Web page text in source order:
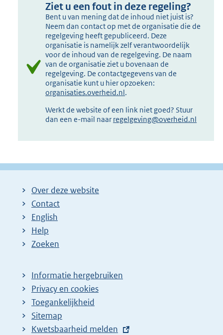
Ziet u een fout in deze regeling?
Bent u van mening dat de inhoud niet juist is?
Neem dan contact op met de organisatie die de
regelgeving heeft gepubliceerd. Deze
organisatie is namelijk zelf verantwoordelijk
voor de inhoud van de regelgeving. De naam
van de organisatie ziet u bovenaan de
regelgeving. De contactgegevens van de
organisatie kunt u hier opzoeken:
organisaties.overheid.nl.
Werkt de website of een link niet goed? Stuur
dan een e-mail naar regelgeving@overheid.nl
Over deze website
Contact
English
Help
Zoeken
Informatie hergebruiken
Privacy en cookies
Toegankelijkheid
Sitemap
E
Kwetsbaarheid melden